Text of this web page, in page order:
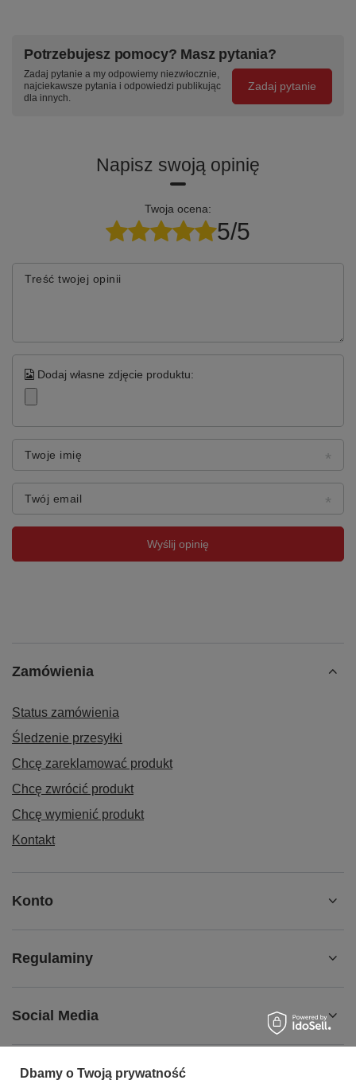
Potrzebujesz pomocy? Masz pytania?
Zadaj pytanie a my odpowiemy niezwłocznie,
najciekawsze pytania i odpowiedzi publikując
dla innych.
Zadaj pytanie
Napisz swoją opinię
Twoja ocena:
5/5
Treść twojej opinii
Dodaj własne zdjęcie produktu:
Twoje imię
Twój email
Wyślij opinię
Zamówienia
Status zamówienia
Śledzenie przesyłki
Chcę zareklamować produkt
Chcę zwrócić produkt
Chcę wymienić produkt
Kontakt
Konto
Regulaminy
Social Media
Dbamy o Twoją prywatność